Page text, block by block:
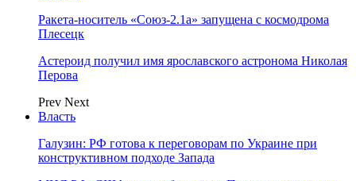
Ракета-носитель «Союз-2.1а» запущена с космодрома
Плесецк
Астероид получил имя ярославского астронома Николая
Перова
Prev Next
Власть
Галузин: РФ готова к переговорам по Украине при
конструктивном подходе Запада